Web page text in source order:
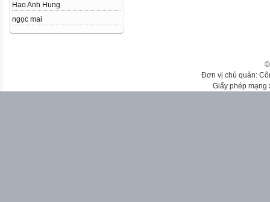
Hao Anh Hung
ngọc mai
Đơn vị chủ quản:
Giấy phép mạng